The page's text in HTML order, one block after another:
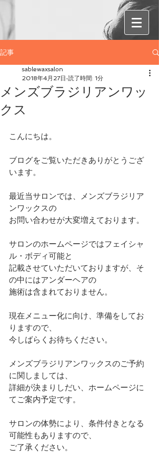
記事
メンズブラジリアンワッ
クス
sablewaxsalon
2018年4月27日 読了時間: 1分
こんにちは。
ブログをご覧いただきありがとうござ
います。
最近当サロンでは、メンズブラジリア
ンワックスの
お問い合わせが大変増えております。
サロンのホームページではフェイシャ
ル・ボディ可能と
記載させていただいておりますが、そ
の中にはアンダーヘアの
施術は含まれておりません。
現在メニュー化に向け、準備をしてお
りますので、
今しばらくお待ちください。
メンズブラジリアンワックスのご予約
に関しましては、
詳細が決まりしだい、ホームページに
てご案内予定です。
サロンの体勢により、条件付きとなる
可能性もありますので、
ご了承ください。